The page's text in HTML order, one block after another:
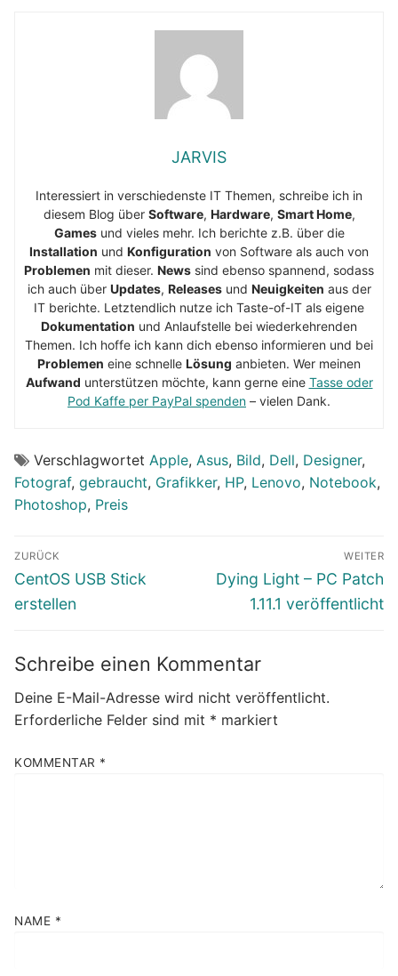
JARVIS
Interessiert in verschiedenste IT Themen, schreibe ich in
diesem Blog über Software, Hardware, Smart Home,
Gamesund vieles mehr. Ich berichte z.B. über die
Installation und Konfiguration von Software als auch von
Problemen mit dieser. News sind ebenso spannend, sodass
ich auch über Updates, Releasesund Neuigkeiten aus der
IT berichte. Letztendlich nutze ich Taste-of-IT als eigene
Dokumentation und Anlaufstelle bei wiederkehrenden
Themen. Ich hoffe ich kann dich ebenso informieren und bei
Problemen eine schnelle Lösung anbieten. Wer meinen
Aufwand unterstützen möchte, kann gerne eine Tasse oder
Pod Kaffe per PayPal spenden – vielen Dank.
Verschlagwortet Apple, Asus, Bild, Dell, Designer,
Fotograf, gebraucht, Grafikker, HP, Lenovo, Notebook,
Photoshop, Preis
Beitragsnavigation
ZURÜCK
Vorheriger
Beitrag:
CentOS USB Stick
erstellen
WEITER
Nächster
Beitrag:
Dying Light – PC Patch
1.11.1 veröffentlicht
Schreibe einen Kommentar
Deine E-Mail-Adresse wird nicht veröffentlicht.
Erforderliche Felder sind mit * markiert
KOMMENTAR *
NAME *